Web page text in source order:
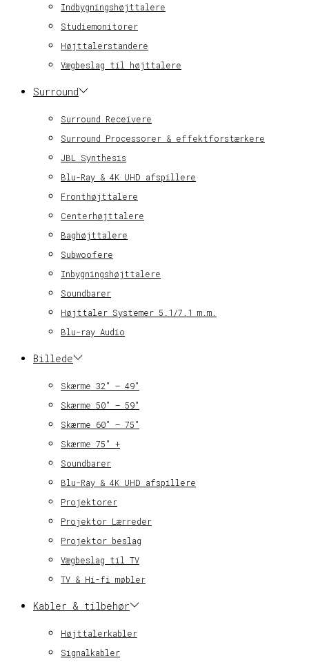
Indbygningshøjttalere
Studiemonitorer
Højttalerstandere
Vægbeslag til højttalere
Surround
Surround Receivere
Surround Processorer & effektforstærkere
JBL Synthesis
Blu-Ray & 4K UHD afspillere
Fronthøjttalere
Centerhøjttalere
Baghøjttalere
Subwoofere
Inbygningshøjttalere
Soundbarer
Højttaler Systemer 5.1/7.1 m.m.
Blu-ray Audio
Billede
Skærme 32″ – 49″
Skærme 50″ – 59″
Skærme 60″ – 75″
Skærme 75″ +
Soundbarer
Blu-Ray & 4K UHD afspillere
Projektorer
Projektor Lærreder
Projektor beslag
Vægbeslag til TV
TV & Hi-fi møbler
Kabler & tilbehør
Højttalerkabler
Signalkabler